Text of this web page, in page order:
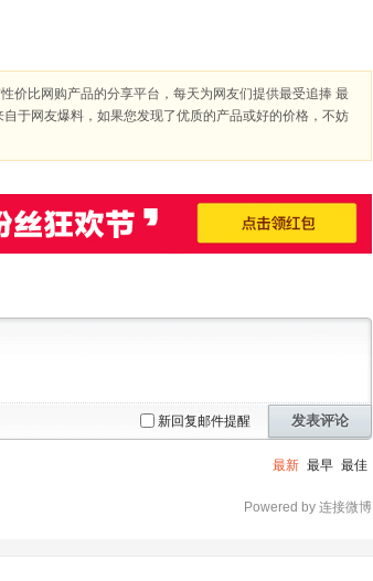
价比网购产品的分享平台，每天为网友们提供最受追捧 最
于网友爆料，如果您发现了优质的产品或好的价格，不妨
新回复邮件提醒 发表评论
最新 最早 最佳
Powered by 连接微博